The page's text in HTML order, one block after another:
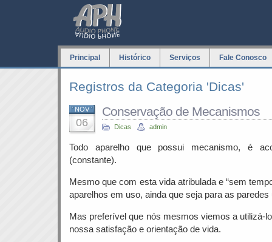
Principal Histórico Serviços Fale Conosco
Registros da Categoria 'Dicas'
NOV
06
Conservação de Mecanismos
Dicas admin
Todo aparelho que possui mecanismo, é
(constante).
Mesmo que com esta vida atribulada e “sem
aparelhos em uso, ainda que seja para as
Mas preferível que nós mesmos viemos a utilizá-
nossa satisfação e orientação de vida.